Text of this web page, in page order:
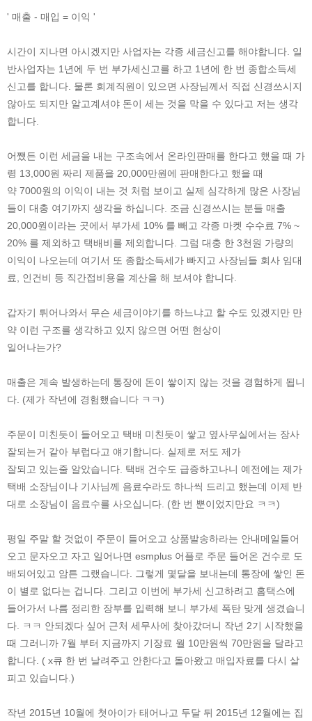
' 매출 - 매입 = 이익 '
시간이 지나면 아시겠지만 사업자는 각종 세금신고를 해야합니다. 일
반사업자는 1년에 두 번 부가세신고를 하고 1년에 한 번 종합소득세
신고를 합니다. 물론 회계직원이 있으면 사장님께서 직접 신경쓰시지
않아도 되지만 알고계셔야 돈이 세는 것을 막을 수 있다고 저는 생각
합니다.
어쨌든 이런 세금을 내는 구조속에서 온라인판매를 한다고 했을 때 가
령 13,000원 짜리 제품을 20,000만원에 판매한다고 했을 때
약 7000원의 이익이 내는 것 처럼 보이고 실제 심각하게 많은 사장님
들이 대충 여기까지 생각을 하십니다. 조금 신경쓰시는 분들 매출
20,000원이라는 곳에서 부가세 10% 를 빼고 각종 마켓 수수료 7% ~
20% 를 제외하고 택배비를 제외합니다. 그럼 대충 한 3천원 가량의
이익이 나오는데 여기서 또 종합소득세가 빠지고 사장님들 회사 임대
료, 인건비 등 직간접비용을 계산을 해 보셔야 합니다.
갑자기 튀어나와서 무슨 세금이야기를 하느냐고 할 수도 있겠지만 만
약 이런 구조를 생각하고 있지 않으면 어떤 현상이
일어나는가?
매출은 계속 발생하는데 통장에 돈이 쌓이지 않는 것을 경험하게 됩니
다. (제가 작년에 경험했습니다 ㅋㅋ)
주문이 미친듯이 들어오고 택배 미친듯이 쌓고 옆사무실에서는 장사
잘되는거 같아 부럽다고 얘기합니다. 실제로 저도 제가
잘되고 있는줄 알았습니다. 택배 건수도 급증하고나니 예전에는 제가
택배 소장님이나 기사님께 음료수라도 하나씩 드리고 했는데 이제 반
대로 소장님이 음료수를 사오십니다. (한 번 뿐이었지만요 ㅋㅋ)
평일 주말 할 것없이 주문이 들어오고 상품발송하라는 안내메일들어
오고 문자오고 자고 일어나면 esmplus 어플로 주문 들어온 건수로 도
배되어있고 암튼 그랬습니다. 그렇게 몇달을 보내는데 통장에 쌓인 돈
이 별로 없다는 겁니다. 그리고 이번에 부가세 신고하려고 홈택스에
들어가서 나름 정리한 장부를 입력해 보니 부가세 폭탄 맞게 생겼습니
다. ㅋㅋ 안되겠다 싶어 근처 세무사에 찾아갔더니 작년 2기 시작했을
때 그러니까 7월 부터 지금까지 기장료 월 10만원씩 70만원을 달라고
합니다. ( x큐 한 번 날려주고 안한다고 돌아왔고 매입자료를 다시 살
피고 있습니다.)
작년 2015년 10월에 첫아이가 태어나고 두달 뒤 2015년 12월에는 집